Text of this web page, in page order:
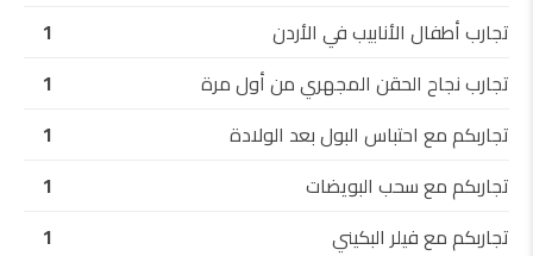
تجارب أطفال الأنابيب في الأردن
1
تجارب نجاح الحقن المجهري من أول مرة
1
تجاربكم مع احتباس البول بعد الولادة
1
تجاربكم مع سحب البويضات
1
تجاربكم مع فيلر البكيني
1